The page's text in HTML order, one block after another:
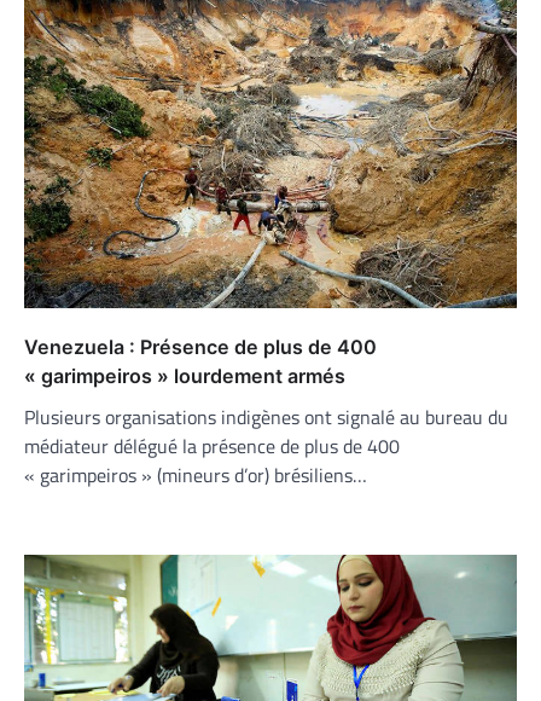
Venezuela : Présence de plus de 400
« garimpeiros » lourdement armés
Plusieurs organisations indigènes ont signalé au bureau du
médiateur délégué la présence de plus de 400
« garimpeiros » (mineurs d’or) brésiliens…